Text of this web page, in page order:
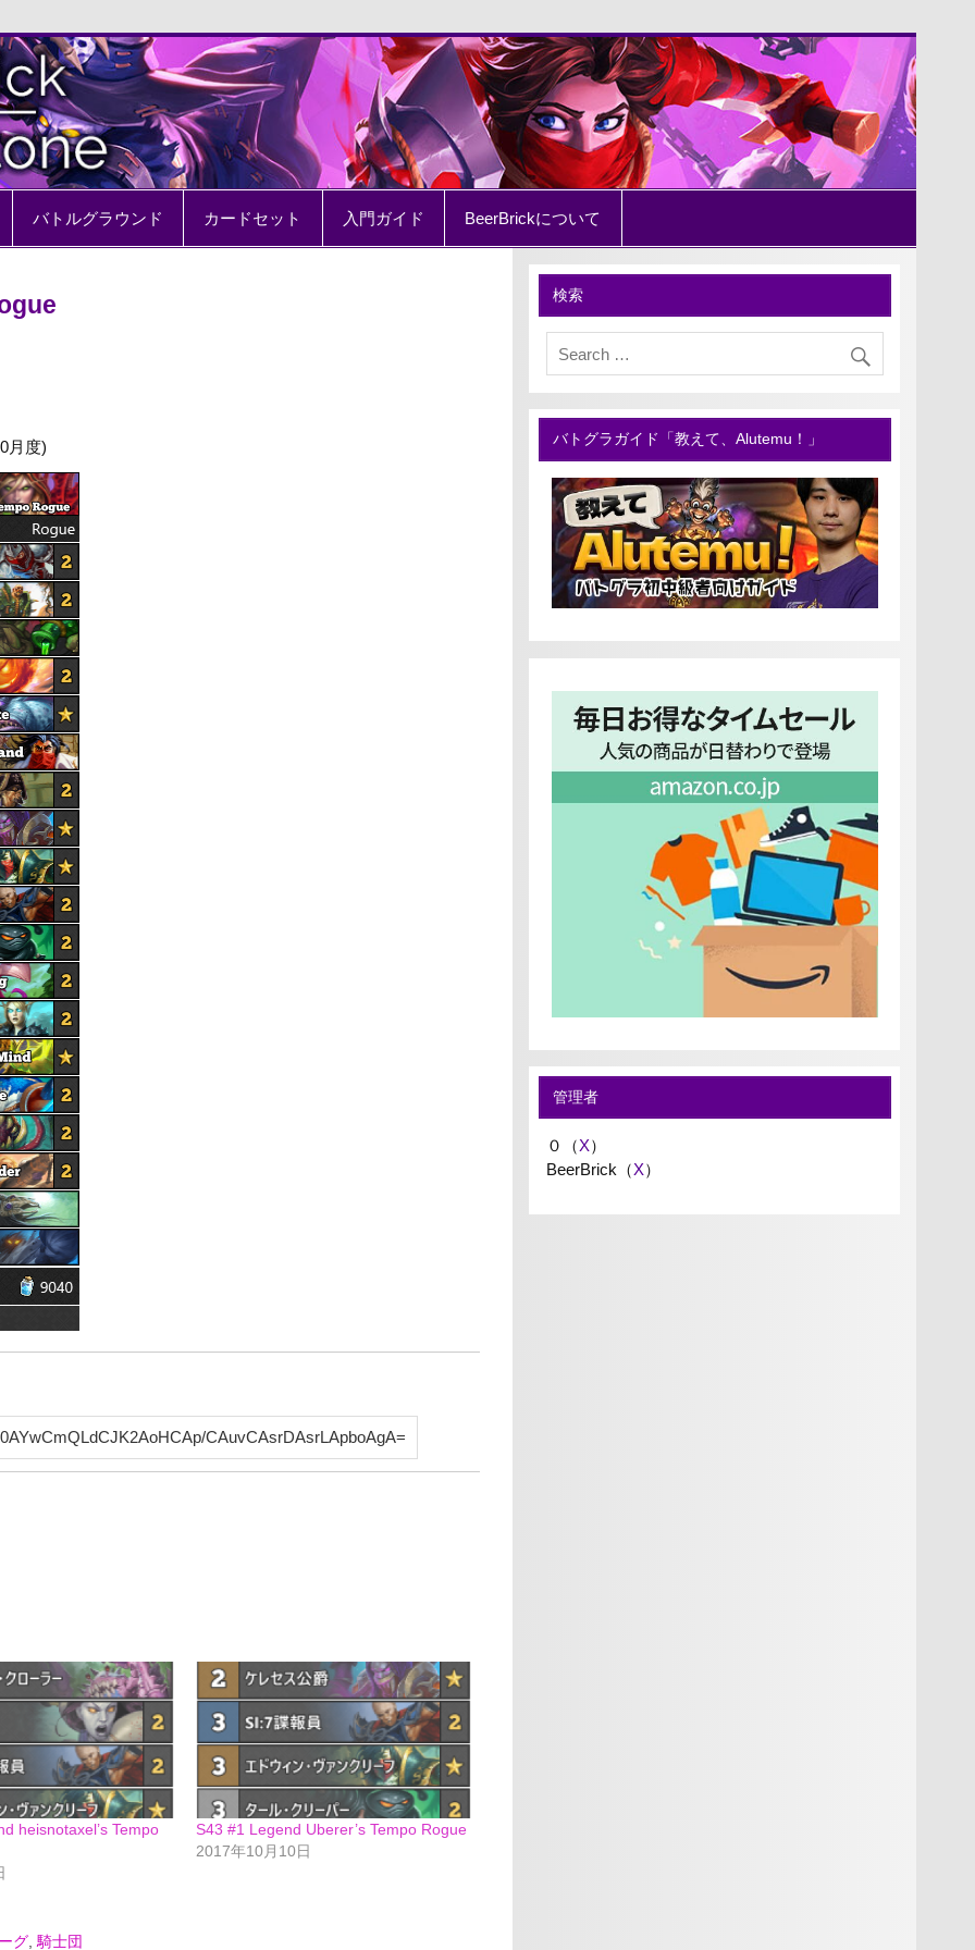
バトルグラウンド カードセット 入門ガイド BeerBrickについて
月度)
heisnotaxel’s Tempo
S43 #1 Legend Uberer’s Tempo Rogue
2017年10月10日
グ,騎士団
検索
バトグラガイド「教えて、Alutemu！」
管理者
０（X）
BeerBrick（X）